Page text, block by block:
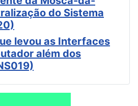
do Sistema
levou as Interfaces
além dos